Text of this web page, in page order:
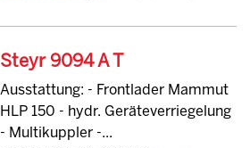
Steyr 9094 A T
Ausstattung: - Frontlader Mammut
HLP 150 - hydr. Geräteverriegelung
- Multikuppler -...